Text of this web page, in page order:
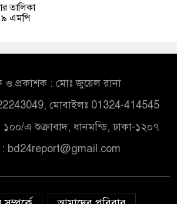
তালিকা
এমপি
ও প্রকাশক : মোঃ জুয়েল রানা
মোবাইলঃ 01324-414545
এ শুক্রাবাদ, ধানমন্ডি, ঢাকা-১২০৭
bd24report@gmail.com